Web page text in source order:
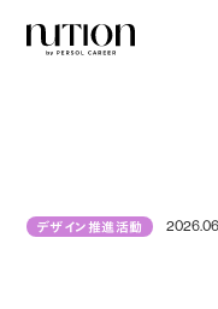
デザイン推進活動